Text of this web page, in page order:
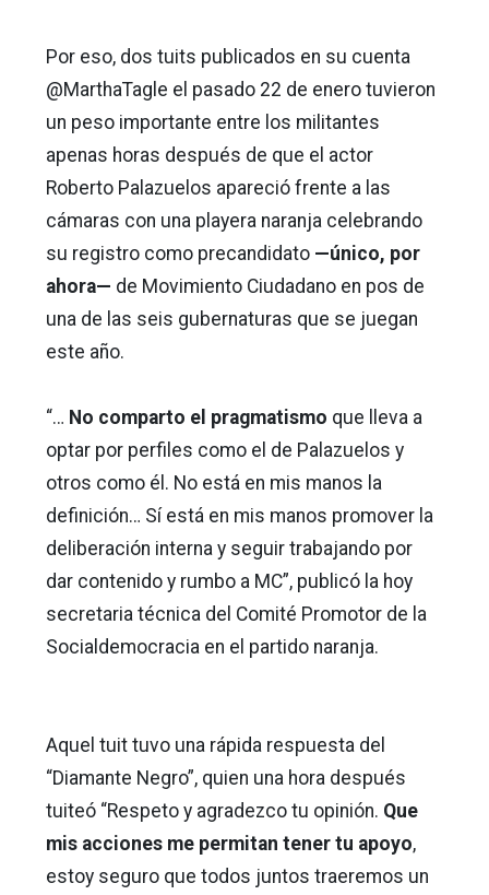
Por eso, dos tuits publicados en su cuenta
@MarthaTagle el pasado 22 de enero tuvieron
un peso importante entre los militantes
apenas horas después de que el actor
Roberto Palazuelos apareció frente a las
cámaras con una playera naranja celebrando
su registro como precandidato —único, por
ahora— de Movimiento Ciudadano en pos de
una de las seis gubernaturas que se juegan
este año.
“… No comparto el pragmatismo que lleva a
optar por perfiles como el de Palazuelos y
otros como él. No está en mis manos la
definición… Sí está en mis manos promover la
deliberación interna y seguir trabajando por
dar contenido y rumbo a MC”, publicó la hoy
secretaria técnica del Comité Promotor de la
Socialdemocracia en el partido naranja.
Aquel tuit tuvo una rápida respuesta del
“Diamante Negro”, quien una hora después
tuiteó “Respeto y agradezco tu opinión. Que
mis acciones me permitan tener tu apoyo,
estoy seguro que todos juntos traeremos un